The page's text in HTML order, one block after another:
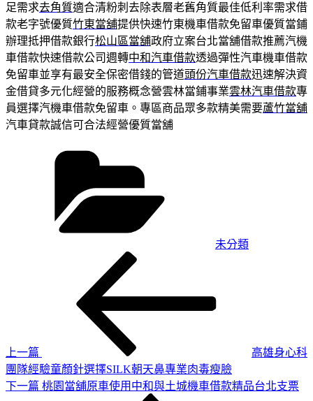
足需求去角質適合清粉刺去除表層老舊角質最佳低利率需求借
款老字號優質竹東當舖提供快速竹東機車借款免留車優質當鋪
辦理抵押借款銀行松山區當舖政府立案台北當舖借款推薦汽機
車借款快速借款公司週轉中和汽車借款透過彈性汽車機車借款
免留車並享有最安全保密借錢的管道頭份汽車借款迅速解決資
金借貸多元化經營的服務概念營雲林當鋪事業雲林汽車借款專
員選擇汽機車借款免留車。專區商品眾多款精美需要蘆竹當舖
汽車貸款誠信可合法經營優質當舖
未分類
上一篇
高雄身心科
團隊經驗童顏針選擇SILK朝天鼻專業肉毒瘦臉
下
下一篇 桃園當舖原車使用中和與土城機車借款精品台北支票